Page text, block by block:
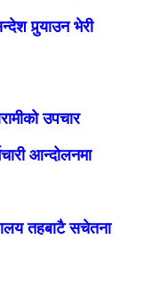
पुर्‍याउन भेरी
उपचार
आन्दोलनमा
तहबाटै सचेतना